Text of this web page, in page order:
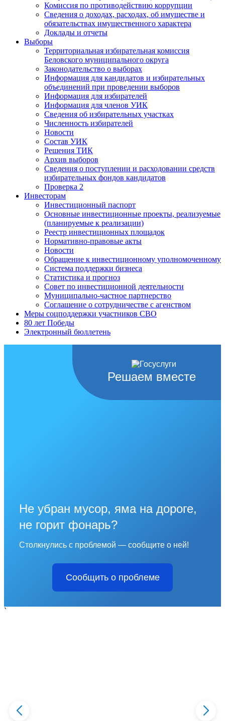
Комиссия по противодействию коррупции
Сведения о доходах, расходах, об имуществе и
обязательствах имущественного характера
Доклады и отчеты
Выборы
Территориальная избирательная комиссия
Беловского муниципального округа
Законодательство о выборах
Информация для кандидатов и избирательных
объединений при проведении выборов
Информация для избирателей
Информация для членов УИК
Сведения об избирательных участках
Численность избирателей
Новости
Состав УИК
Решения ТИК
Архив выборов
Сведения о поступлении и расходовании средств
избирательных фондов кандидатов
Проверка 2
Инвесторам
Инвестиционный паспорт
Основные инвестиционные проекты, реализуемые
(планируемые к реализации)
Реестр инвестиционных площадок
Нормативно-правовые акты
Новости
Обращение к инвестиционному уполномоченному
Система поддержки бизнеса
Статистика и прогноз
Совет по инвестиционной деятельности
Муниципально-частное партнерство
Соглашение о сотрудничестве с агенством
Меры соцподдержки участников СВО
80 лет Победы
Электронный бюллетень
Решаем вместе
Не убран мусор, яма на дороге,
не горит фонарь?
Столкнулись с проблемой — сообщите о ней!
Сообщить о проблеме
`